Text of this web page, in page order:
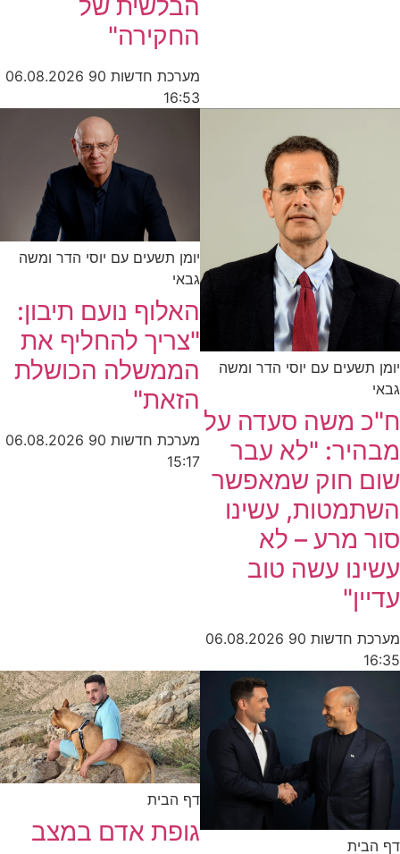
החקירה"
מערכת חדשות 90
06.08.2026
עם יוסי הדר ומשה
משה סעדה על
"לא עבר
חוק שמאפשר
עשינו
מרע – לא
עשה טוב
חדשות 90
06.08.2026
יומן תשעים עם יוסי הדר ומשה
האלוף נועם תיבון:
"צריך להחליף את
הממשלה הכושלת
הזאת"
מערכת חדשות 90
06.08.2026
דף הבית
גופת אדם במצב